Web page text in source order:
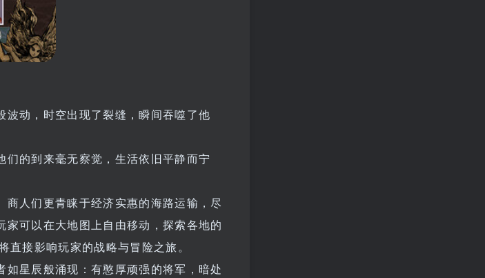
动，时空出现了裂缝，瞬间吞噬了他
的到来毫无察觉，生活依旧平静而宁
人们更青睐于经济实惠的海路运输，尽
可以在大地图上自由移动，探索各地的
接影响玩家的战略与冒险之旅。
星辰般涌现：有憨厚顽强的将军，暗处